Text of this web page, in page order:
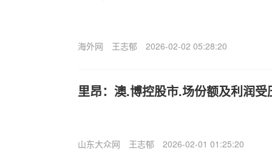
海外网 王志郁 2026-02-02 05:28:20
里昂：澳.博控股市.场份额及利润受
山东大众网 王志郁 2026-02-01 01:25:20